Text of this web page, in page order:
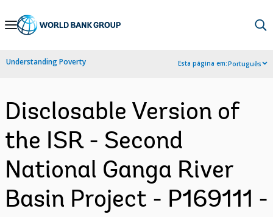
Skip
Navigation
Understanding Poverty Esta página em:Português
Disclosable Version of
the ISR - Second
National Ganga River
Basin Project - P169111 -